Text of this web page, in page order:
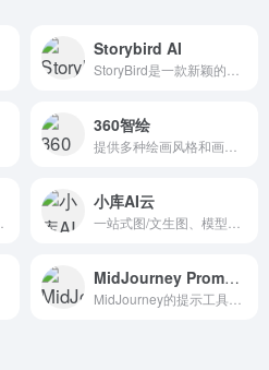
Storybird AI
360智绘
小库AI云
MidJourney Prompt Tool